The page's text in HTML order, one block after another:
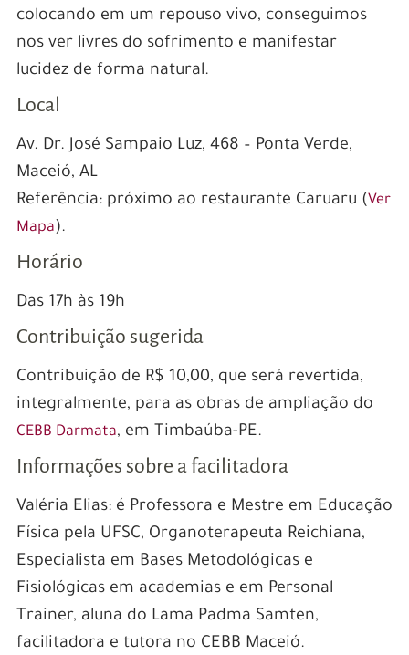
colocando em um repouso vivo, conseguimos
nos ver livres do sofrimento e manifestar
lucidez de forma natural.
Local
Av. Dr. José Sampaio Luz, 468 – Ponta Verde,
Maceió, AL
Referência: próximo ao restaurante Caruaru (Ver
Mapa).
Horário
Das 17h às 19h
Contribuição sugerida
Contribuição de R$ 10,00, que será revertida,
integralmente, para as obras de ampliação do
CEBB Darmata, em Timbaúba-PE.
Informações sobre a facilitadora
Valéria Elias: é Professora e Mestre em Educação
Física pela UFSC, Organoterapeuta Reichiana,
Especialista em Bases Metodológicas e
Fisiológicas em academias e em Personal
Trainer, aluna do Lama Padma Samten,
facilitadora e tutora no CEBB Maceió.